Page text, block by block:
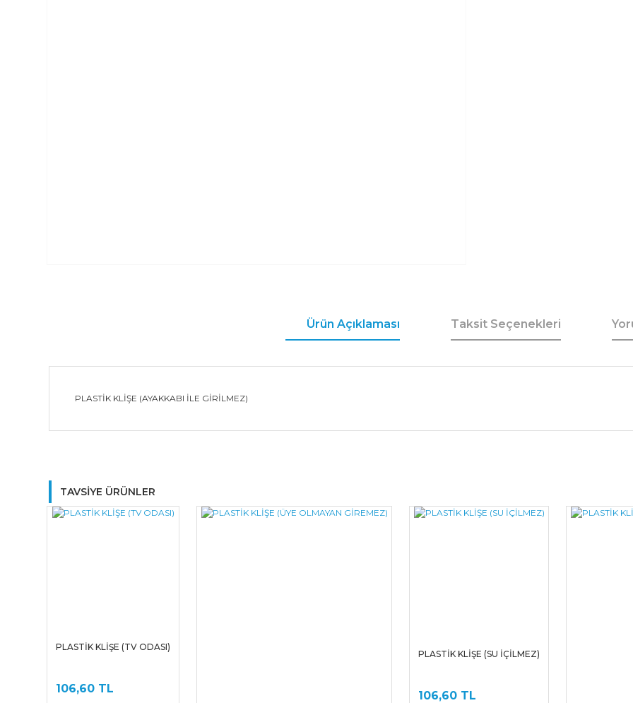
Ürün Açıklaması Taksit Seçenekleri
PLASTİK KLİŞE (AYAKKABI İLE GİRİLMEZ)
TAVSİYE ÜRÜNLER
PLASTİK KLİŞE (TV ODASI)
106,60 TL
PLASTİK KLİŞE (SU İÇİLMEZ)
106,60 TL